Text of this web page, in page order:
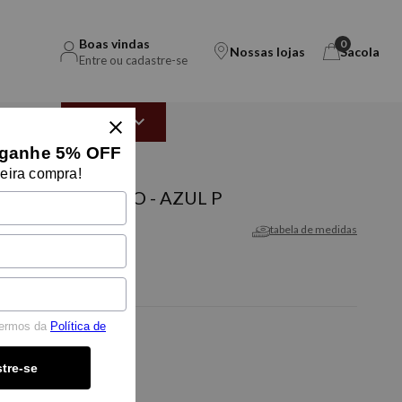
Boas vindas
Entre ou cadastre-se
Nossas lojas
0
Sacola
OUTLET
FLANNEL LISO - AZUL P
tabela de medidas
5% OFF
compra!
da Política de
se